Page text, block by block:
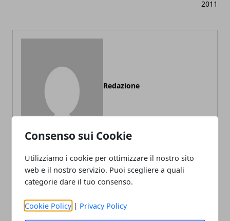
Consenso sui Cookie
Utilizziamo i cookie per ottimizzare il nostro sito
web e il nostro servizio. Puoi scegliere a quali
categorie dare il tuo consenso.
Cookie Policy | Privacy Policy
2011
Redazione
ARTICOLI CORRELATI